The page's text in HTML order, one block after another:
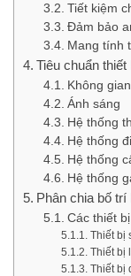
Tiết kiệm
Đảm bảo
Mang tính
Tiêu chuẩn
Không gian
Ánh sáng
Hệ thống
Hệ thống
Hệ thống
Hệ thống
Phân chia bố
Các thiết
Thiết bị
Thiết
Thiết bị